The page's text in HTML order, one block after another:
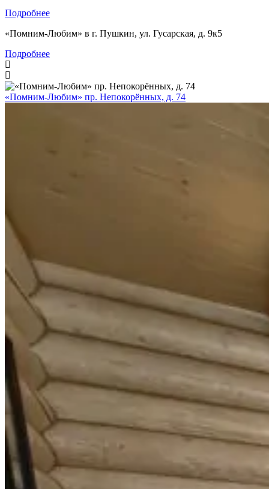
Подробнее
«Помним-Любим» в г. Пушкин, ул. Гусарская, д. 9к5
Подробнее
«Помним-Любим» пр. Непокорённых, д. 74